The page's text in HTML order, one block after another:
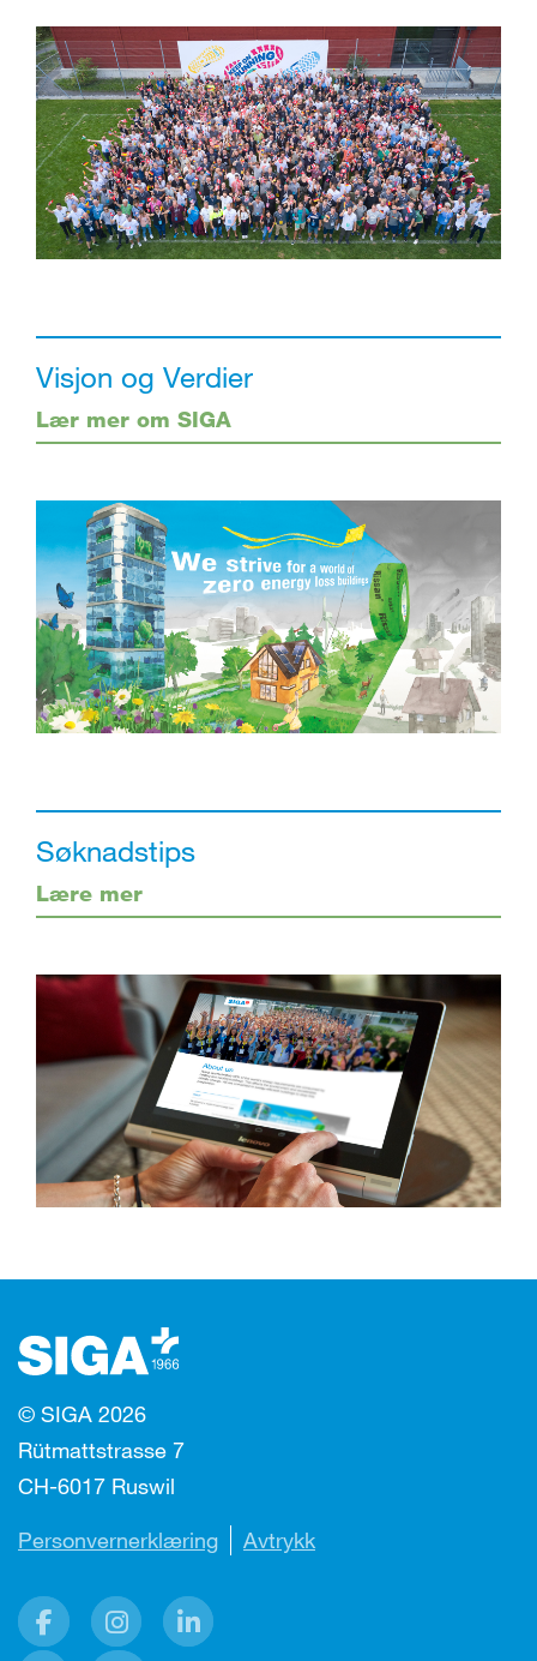
Visjon og Verdier
Lær mer om SIGA
Søknadstips
Lære mer
© SIGA 2026
Rütmattstrasse 7
CH-6017 Ruswil
Personvernerklæring Avtrykk